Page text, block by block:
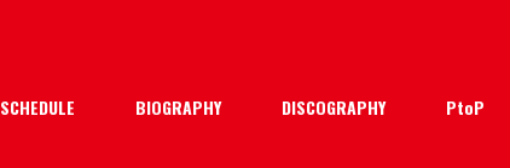
SCHEDULE BIOGRAPHY DISCOGRAPHY PtoP